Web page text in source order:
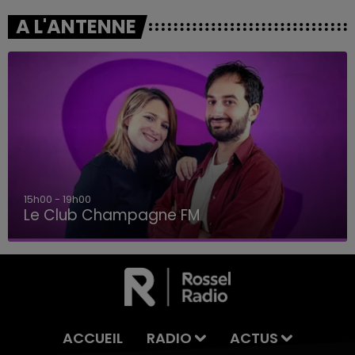
A L'ANTENNE
15h00 - 19h00
Le Club Champagne FM
ACCUEIL RADIO ACTUS